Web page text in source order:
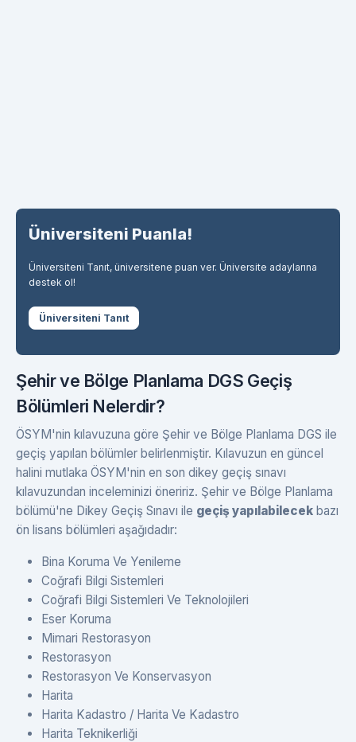
Üniversiteni Puanla!
Üniversiteni Tanıt, üniversitene puan ver. Üniversite adaylarına
destek ol!
Üniversiteni Tanıt
Şehir ve Bölge Planlama DGS Geçiş
Bölümleri Nelerdir?
ÖSYM'nin kılavuzuna göre Şehir ve Bölge Planlama DGS ile
geçiş yapılan bölümler belirlenmiştir. Kılavuzun en güncel
halini mutlaka ÖSYM'nin en son dikey geçiş sınavı
kılavuzundan inceleminizi öneririz. Şehir ve Bölge Planlama
bölümü'ne Dikey Geçiş Sınavı ile geçiş yapılabilecek bazı
ön lisans bölümleri aşağıdadır:
Bina Koruma Ve Yenileme
Coğrafi Bilgi Sistemleri
Coğrafi Bilgi Sistemleri Ve Teknolojileri
Eser Koruma
Mimari Restorasyon
Restorasyon
Restorasyon Ve Konservasyon
Harita
Harita Kadastro / Harita Ve Kadastro
Harita Teknikerliği